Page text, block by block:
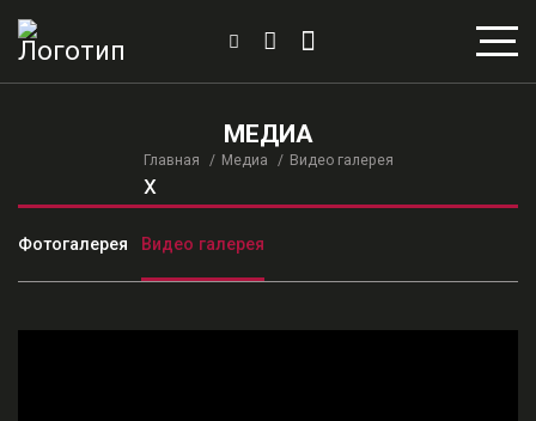
МЕДИА
Главная Медиа Видео галерея
x
Фотогалерея Видео галерея